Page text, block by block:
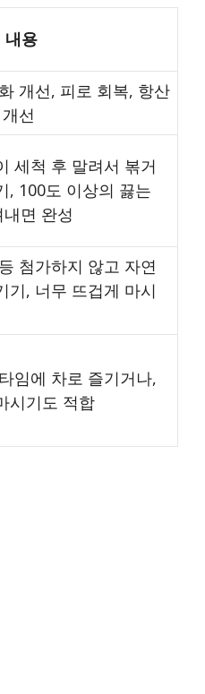
내용
개선, 피로 회복, 항산
선
세척 후 말려서 볶거
, 100도 이상의 끓는
면 완성
첨가하지 않고 자연
기, 너무 뜨겁게 마시
임에 차로 즐기거나,
시기도 적합